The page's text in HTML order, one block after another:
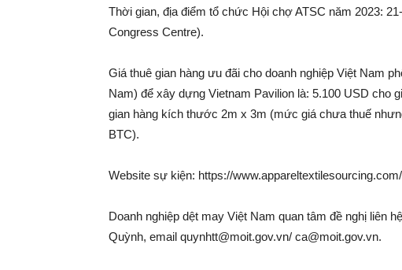
Thời gian, địa điểm tổ chức Hội chợ ATSC năm 2023:
Congress Centre).
Giá thuê gian hàng ưu đãi cho doanh nghiệp Việt Nam
Nam) để xây dựng Vietnam Pavilion là: 5.100 USD cho
gian hàng kích thước 2m x 3m (mức giá chưa thuế
BTC).
Website sự kiện: https://www.appareltextilesourcing.com/
Doanh nghiệp dệt may Việt Nam quan tâm đề nghị liên
Quỳnh, email quynhtt@moit.gov.vn/ ca@moit.gov.vn.